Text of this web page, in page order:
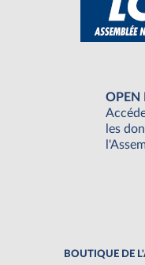
OPEN
les
BOUTIQUE DE